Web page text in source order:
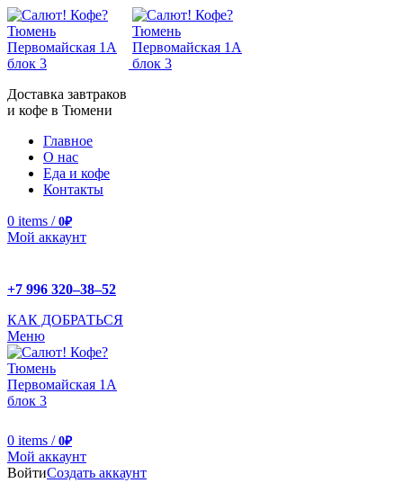
Доставка завтраков
и кофе в Тюмени
Главное
О нас
Еда и кофе
Контакты
0 items / 0₽
Мой аккаунт
+7 996 320‒38‒52
КАК ДОБРАТЬСЯ
Меню
0 items / 0₽
Мой аккаунт
ВойтиСоздать аккаунт